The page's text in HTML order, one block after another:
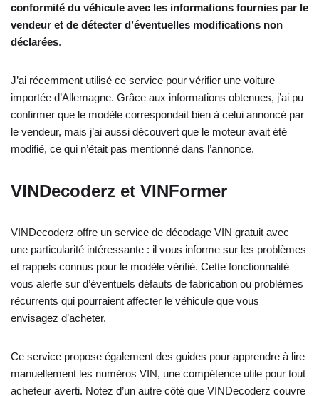
conformité du véhicule avec les informations fournies par le
vendeur et de détecter d’éventuelles modifications non
déclarées.
J’ai récemment utilisé ce service pour vérifier une voiture
importée d’Allemagne. Grâce aux informations obtenues, j’ai pu
confirmer que le modèle correspondait bien à celui annoncé par
le vendeur, mais j’ai aussi découvert que le moteur avait été
modifié, ce qui n’était pas mentionné dans l’annonce.
VINDecoderz et VINFormer
VINDecoderz offre un service de décodage VIN gratuit avec
une particularité intéressante : il vous informe sur les problèmes
et rappels connus pour le modèle vérifié. Cette fonctionnalité
vous alerte sur d’éventuels défauts de fabrication ou problèmes
récurrents qui pourraient affecter le véhicule que vous
envisagez d’acheter.
Ce service propose également des guides pour apprendre à lire
manuellement les numéros VIN, une compétence utile pour tout
acheteur averti. Notez d’un autre côté que VINDecoderz couvre